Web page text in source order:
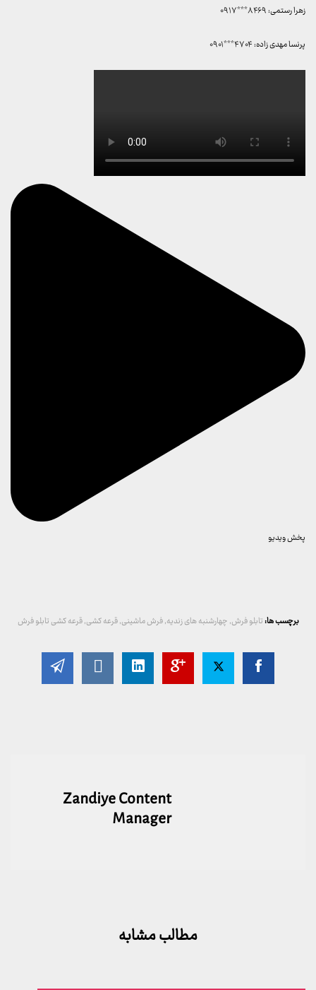
زهرا رستمی: ۸۴۶۹***۰۹۱۷
پرنسا مهدی زاده: ۴۷۰۴***۰۹۰۱
پخش ویدیو
برچسب ها:تابلو فرش,چهارشنبه های زندیه,فرش ماشینی,قرعه کشی,قرعه کشی تابلو فرش
Zandiye Content
Manager
مطالب مشابه